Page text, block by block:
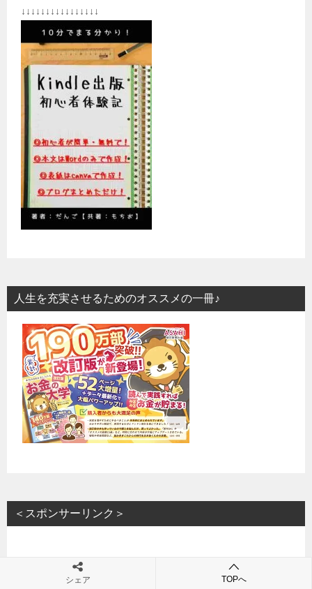
↓↓↓↓↓↓↓↓↓↓↓↓↓↓↓↓
人生を充実させるためのオススメの一冊♪
＜スポンサーリンク＞
シェア TOPへ